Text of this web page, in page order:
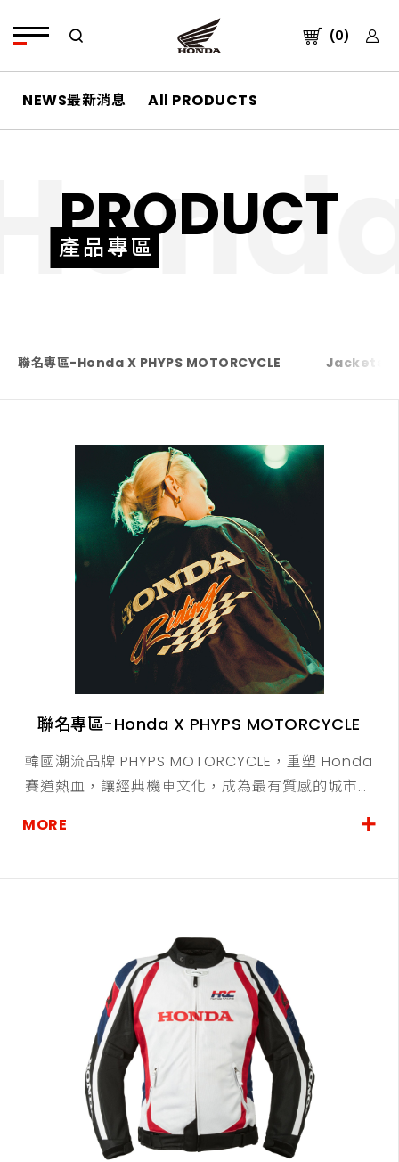
(0)
BACK 前往結帳
NEWS最新消息 All PRODUCTS
Honda X PHYPS
聯名商品
Jackets
PRODUCT
產品專區
聯名專區-Honda X PHYPS MOTORCYCLE Jackets-
聯名專區-Honda X PHYPS MOTORCYCLE
韓國潮流品牌 PHYPS MOTORCYCLE，重塑 Honda
賽道熱血，讓經典機車文化，成為最有質感的城市穿
MORE